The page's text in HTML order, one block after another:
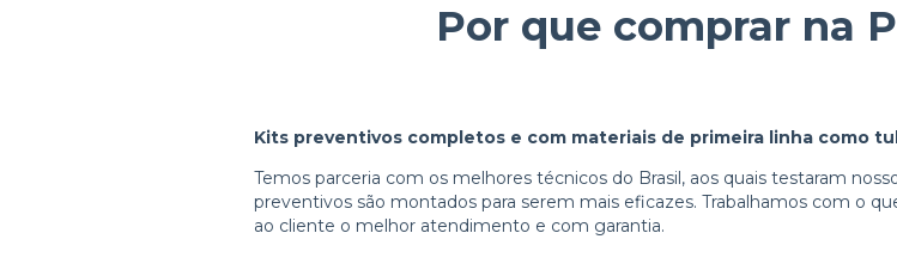
Por que comprar na
Kits preventivos completos e com materiais de primeira linha como
Temos parceria com os melhores técnicos do Brasil, aos quais testaram
preventivos são montados para serem mais eficazes. Trabalhamos com o
ao cliente o melhor atendimento e com garantia.